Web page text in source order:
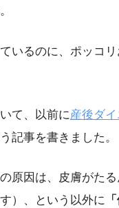
いるのに、ポッコ
て、以前に産後ダ
記事を書きました。
原因は、皮膚がた
）、という以外に